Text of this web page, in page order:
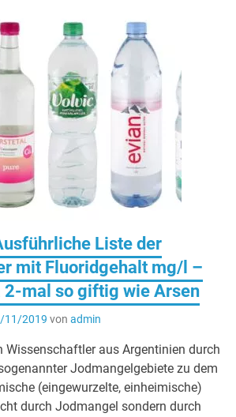
Liste der
mit Fluoridgehalt mg/l –
2-mal so giftig wie Arsen
11/2019 von admin
Wissenschaftler aus Argentinien durch
Jodmangelgebiete zu dem
(eingewurzelte, einheimische)
durch Jodmangel sondern durch